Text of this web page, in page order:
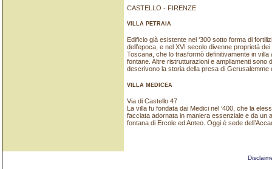
CASTELLO - FIRENZE
VILLA PETRAIA
Edificio già esistente nel ‘300 sotto forma di
dell’epoca, e nel XVI secolo divenne proprietà
Toscana, che lo trasformò definitivamente in villa
fontane. Altre ristrutturazioni e ampliamenti
descrivono la storia della presa di Gerusalemme
VILLA MEDICEA
Via di Castello 47
La villa fu fondata dai Medici nel ‘400, che la
facciata adornata in maniera essenziale e da un
fontana di Ercole ed Anteo. Oggi è sede